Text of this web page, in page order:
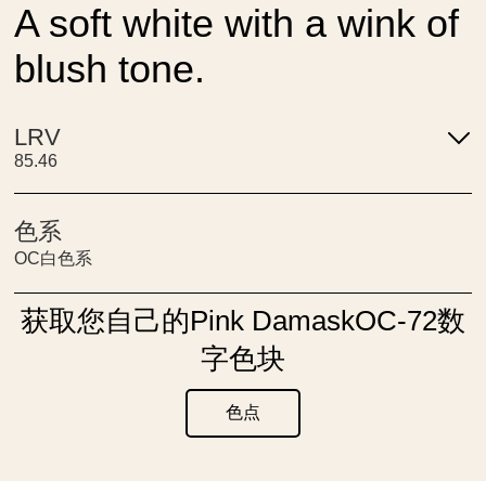
A soft white with a wink of
blush tone.
LRV
85.46
色系
OC白色系
获取您自己的Pink DamaskOC-72数
字色块
色点